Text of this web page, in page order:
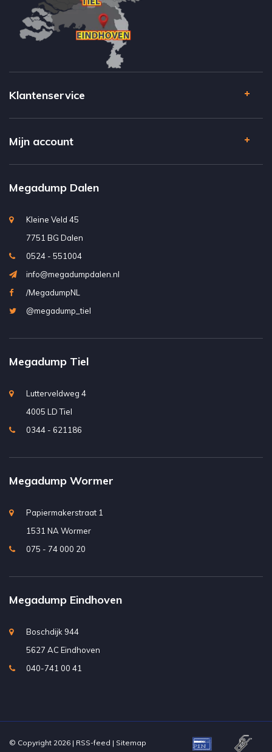
Klantenservice
Mijn account
Megadump Dalen
Kleine Veld 45
7751 BG Dalen
0524 - 551004
info@megadumpdalen.nl
/MegadumpNL
@megadump_tiel
Megadump Tiel
Lutterveldweg 4
4005 LD Tiel
0344 - 621186
Megadump Wormer
Papiermakerstraat 1
1531 NA Wormer
075 - 74 000 20
Megadump Eindhoven
Boschdijk 944
5627 AC Eindhoven
040-741 00 41
© Copyright 2026 | RSS-feed | Sitemap